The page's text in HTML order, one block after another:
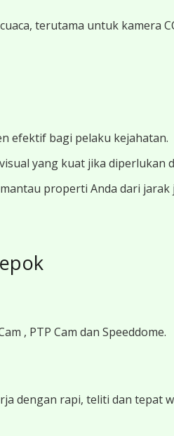
terutama untuk kamera
efektif bagi pelaku kejahatan.
yang kuat jika diperlukan
properti Anda dari
, PTP Cam dan Speeddome.
dengan rapi, teliti dan tepat